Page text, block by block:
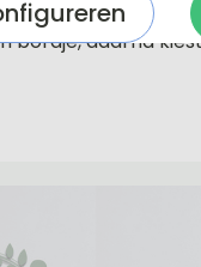
bordje, daarna